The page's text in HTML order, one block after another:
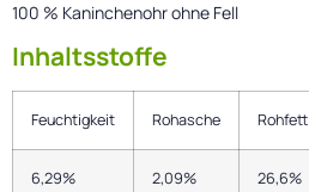
100 % Kaninchenohr ohne Fell
Inhaltsstoffe
Feuchtigkeit Rohasche Rohfett
6,29% 2,09% 26,6%